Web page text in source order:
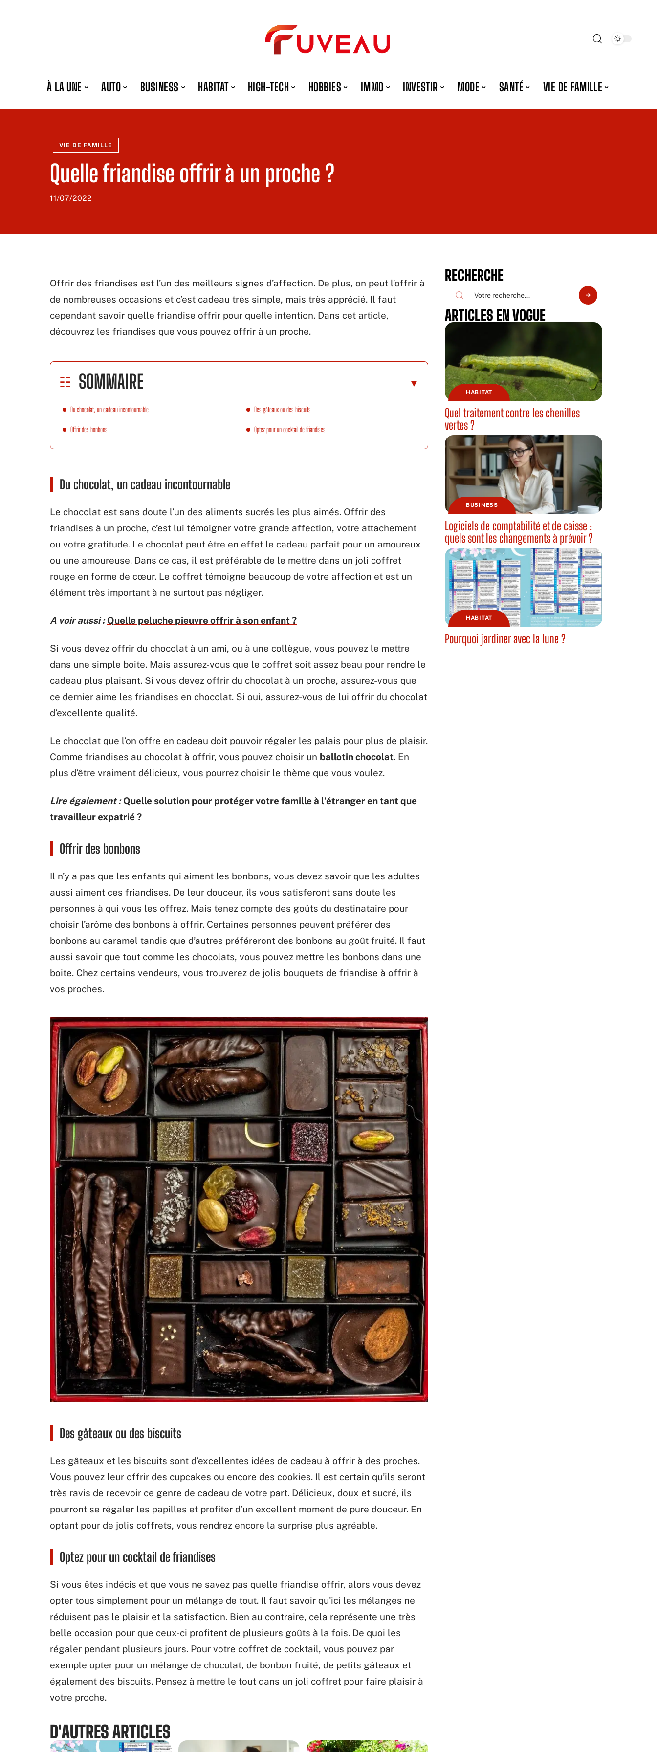
À LA UNE AUTO BUSINESS HABITAT HIGH-TECH HOBBIES IMMO INVESTIR MODE SANTÉ VIE DE FAMILLE
VIE DE FAMILLE
Quelle friandise offrir à un proche ?
11/07/2022
Offrir des friandises est l’un des meilleurs signes d’affection. De plus, on peut l’offrir à
de nombreuses occasions et c’est cadeau très simple, mais très apprécié. Il faut
cependant savoir quelle friandise offrir pour quelle intention. Dans cet article,
découvrez les friandises que vous pouvez offrir à un proche.
SOMMAIRE
Du chocolat, un cadeau incontournable
Offrir des bonbons
Des gâteaux ou des biscuits
Optez pour un cocktail de friandises
Du chocolat, un cadeau incontournable
Le chocolat est sans doute l’un des aliments sucrés les plus aimés. Offrir des
friandises à un proche, c’est lui témoigner votre grande affection, votre attachement
ou votre gratitude. Le chocolat peut être en effet le cadeau parfait pour un amoureux
ou une amoureuse. Dans ce cas, il est préférable de le mettre dans un joli coffret
rouge en forme de cœur. Le coffret témoigne beaucoup de votre affection et est un
élément très important à ne surtout pas négliger.
A voir aussi : Quelle peluche pieuvre offrir à son enfant ?
Si vous devez offrir du chocolat à un ami, ou à une collègue, vous pouvez le mettre
dans une simple boite. Mais assurez-vous que le coffret soit assez beau pour rendre le
cadeau plus plaisant. Si vous devez offrir du chocolat à un proche, assurez-vous que
ce dernier aime les friandises en chocolat. Si oui, assurez-vous de lui offrir du chocolat
d’excellente qualité.
Le chocolat que l’on offre en cadeau doit pouvoir régaler les palais pour plus de plaisir.
Comme friandises au chocolat à offrir, vous pouvez choisir un ballotin chocolat. En
plus d’être vraiment délicieux, vous pourrez choisir le thème que vous voulez.
Lire également : Quelle solution pour protéger votre famille à l’étranger en tant que
travailleur expatrié ?
Offrir des bonbons
Il n’y a pas que les enfants qui aiment les bonbons, vous devez savoir que les adultes
aussi aiment ces friandises. De leur douceur, ils vous satisferont sans doute les
personnes à qui vous les offrez. Mais tenez compte des goûts du destinataire pour
choisir l’arôme des bonbons à offrir. Certaines personnes peuvent préférer des
bonbons au caramel tandis que d’autres préféreront des bonbons au goût fruité. Il faut
aussi savoir que tout comme les chocolats, vous pouvez mettre les bonbons dans une
boite. Chez certains vendeurs, vous trouverez de jolis bouquets de friandise à offrir à
vos proches.
Des gâteaux ou des biscuits
Les gâteaux et les biscuits sont d’excellentes idées de cadeau à offrir à des proches.
Vous pouvez leur offrir des cupcakes ou encore des cookies. Il est certain qu’ils seront
très ravis de recevoir ce genre de cadeau de votre part. Délicieux, doux et sucré, ils
pourront se régaler les papilles et profiter d’un excellent moment de pure douceur. En
optant pour de jolis coffrets, vous rendrez encore la surprise plus agréable.
Optez pour un cocktail de friandises
Si vous êtes indécis et que vous ne savez pas quelle friandise offrir, alors vous devez
opter tous simplement pour un mélange de tout. Il faut savoir qu’ici les mélanges ne
réduisent pas le plaisir et la satisfaction. Bien au contraire, cela représente une très
belle occasion pour que ceux-ci profitent de plusieurs goûts à la fois. De quoi les
régaler pendant plusieurs jours. Pour votre coffret de cocktail, vous pouvez par
exemple opter pour un mélange de chocolat, de bonbon fruité, de petits gâteaux et
également des biscuits. Pensez à mettre le tout dans un joli coffret pour faire plaisir à
votre proche.
D'AUTRES ARTICLES
RECHERCHE
ARTICLES EN VOGUE
HABITAT
Quel traitement contre les chenilles
vertes ?
BUSINESS
Logiciels de comptabilité et de caisse :
quels sont les changements à prévoir ?
HABITAT
Pourquoi jardiner avec la lune ?